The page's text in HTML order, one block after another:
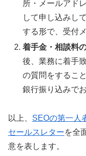
所・メールアド
して申し込みし
する形で、受付
着手金・相談料
後、業務に着手
の質問をするこ
銀行振り込みで
以上、 SEOの第一人
セールスレターを全
意を表します。